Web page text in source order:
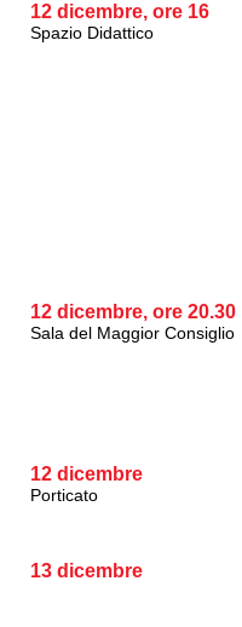
12 dicembre, ore 16
Spazio Didattico
12 dicembre, ore 20.30
Sala del Maggior Consiglio
12 dicembre
Porticato
13 dicembre